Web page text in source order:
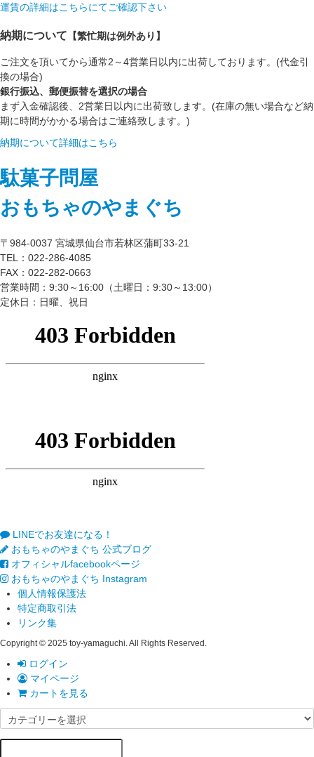
運賃の詳細はこちらにてご確認下さい
納期について 【繁忙期は例外あり】
ご注文を頂いてから通常2～4営業日以内に出荷しております。(代金引
換の場合)
銀行振込、郵便振替を選択の場合
まず入金確認後、2営業日以内に出荷致します。(在庫の無い場合など納
期に時間がかかる場合はご連絡致します。)
納期について詳細はこちら
駄菓子問屋
おもちゃのやまぐち
〒984-0037 宮城県仙台市若林区蒲町33-21
TEL：022-286-4085
FAX：022-282-0663
営業時間：9:30～16:00（土曜日：9:30～13:00）
定休日：日曜、祝日
LINEでお友達になる！
おもちゃのやまぐち 公式ブログ
オフィシャルfacebookページ
おもちゃのやまぐち Instagram
個人情報保護法
特定商取引法
リンク集
Copyright © 2025 toy-yamaguchi. All Rights Reserved.
ログイン
マイページ
カートを見る